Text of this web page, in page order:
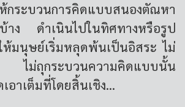
กระบวนการคิดแบบสนองตัณหา
าง ดำเนินไปในทิศทางหรือรูป
มนุษย์เริ่มหลุดพ้นเป็นอิสระ ไม่
ม่ถุกระบวนความคิดแบบนั้น
อาเต็มที่โดยสิ้นเชิง...